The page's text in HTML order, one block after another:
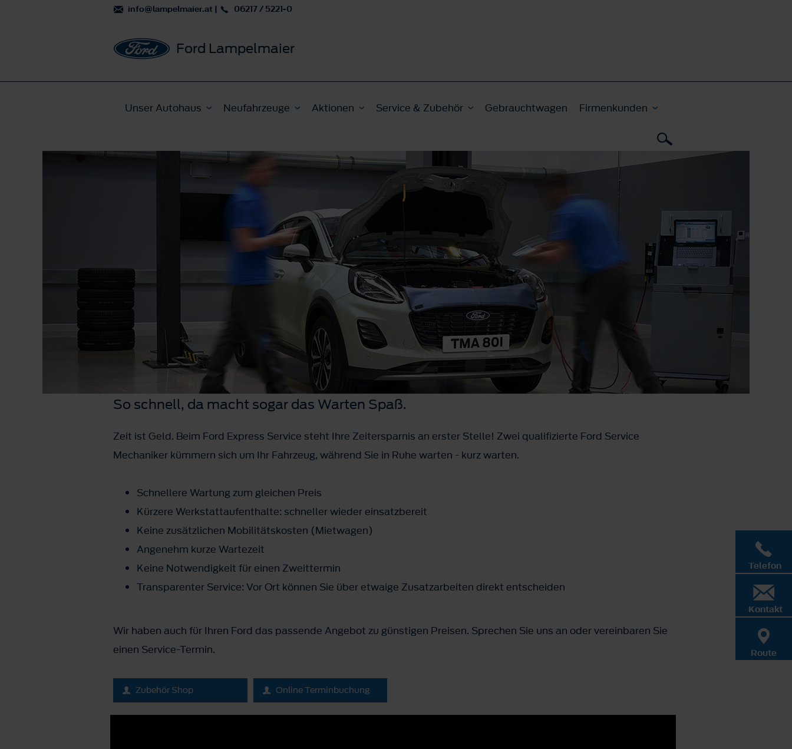
info@lampelmaier.at | 06217 / 5221-0
Ford Lampelmaier
Unser Autohaus Neufahrzeuge Aktionen Service & Zubehör Gebrauchtwagen Firmenkunden
So schnell, da macht sogar das Warten Spaß.
Zeit ist Geld. Beim Ford Express Service steht Ihre Zeitersparnis an erster Stelle! Zwei qualifizierte Ford Service
Mechaniker kümmern sich um Ihr Fahrzeug, während Sie in Ruhe warten - kurz warten.
Schnellere Wartung zum gleichen Preis
Kürzere Werkstattaufenthalte: schneller wieder einsatzbereit
Keine zusätzlichen Mobilitätskosten (Mietwagen)
Angenehm kurze Wartezeit
Keine Notwendigkeit für einen Zweittermin
Transparenter Service: Vor Ort können Sie über etwaige Zusatzarbeiten direkt entscheiden
Wir haben auch für Ihren Ford das passende Angebot zu günstigen Preisen. Sprechen Sie uns an oder vereinbaren Sie
einen Service-Termin.
Zubehör Shop Online Terminbuchung
Telefon
Kontakt
Route